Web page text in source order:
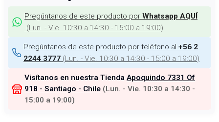
Pregúntanos de este producto por Whatsapp AQUÍ
(Lun. - Vie. 10:30 a 14:30 - 15:00 a 19:00)
Pregúntanos de este producto por teléfono al +56 2
2244 3777 (Lun. - Vie. 10:30 a 14:30 - 15:00 a 19:00)
Visítanos en nuestra Tienda Apoquindo 7331 Of
918 - Santiago - Chile (Lun. - Vie. 10:30 a 14:30 -
15:00 a 19:00)